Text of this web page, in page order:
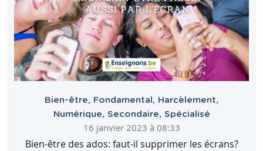
Bien-être, Fondamental, Harcèlement,
Numérique, Secondaire, Spécialisé
16 janvier 2023 à 08:33
Bien-être des ados: faut-il supprimer les écrans?